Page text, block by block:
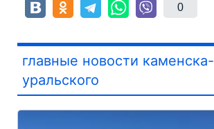
0
главные новости каменска-
уральского